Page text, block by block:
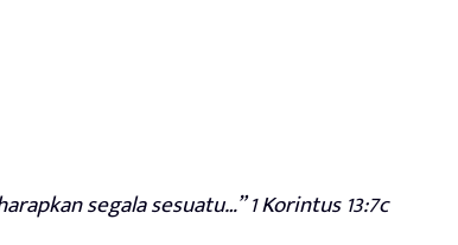
segala sesuatu…” 1 Korintus 13:7c